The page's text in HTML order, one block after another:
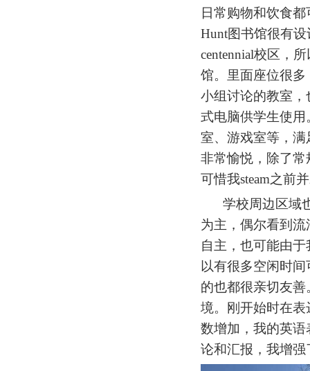
日常购物和饮食
Hunt图书馆很有
centennial校区，
馆。里面座位很
小组讨论的教室
式电脑供学生使
室、游戏室等，
非常愉悦，除了
可惜我steam之前
学校周边区域
为主，偶尔看到流
自主 ，也可能由
以有很多空闲时
的也都很亲切友善
境。刚开始时在
数增加，我的英
论和汇报，我增